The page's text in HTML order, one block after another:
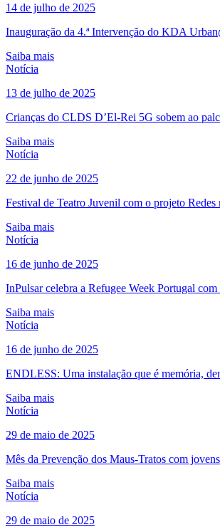
14 de julho de 2025
Inauguração da 4.ª Intervenção do KDA
Saiba mais
Notícia
13 de julho de 2025
Crianças do CLDS D’El-Rei 5G sobem ao
Saiba mais
Notícia
22 de junho de 2025
Festival de Teatro Juvenil com o projeto
Saiba mais
Notícia
16 de junho de 2025
InPulsar celebra a Refugee Week Portugal
Saiba mais
Notícia
16 de junho de 2025
ENDLESS: Uma instalação que é memória,
Saiba mais
Notícia
29 de maio de 2025
Mês da Prevenção dos Maus-Tratos com
Saiba mais
Notícia
29 de maio de 2025